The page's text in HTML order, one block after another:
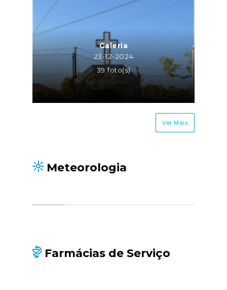
Galeria
23-12-2024
39 foto(s)
Ver Mais
Meteorologia
Farmácias de Serviço